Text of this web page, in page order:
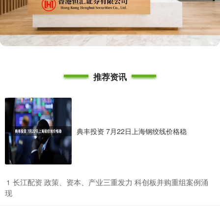
推荐资讯
典丰投资 7月22日上海钢绞线价格稳
1 ​长江配资 政策、资本、产业三重发力 科创板并购重组案例涌
现